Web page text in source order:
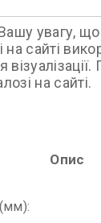
увагу, що
на сайті
на сайті.
Опис